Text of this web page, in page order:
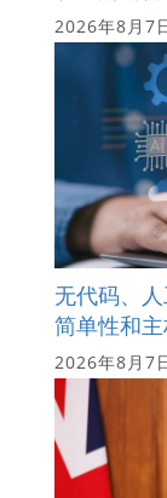
2026年8月7
无代码、
简单性和
2026年8月7